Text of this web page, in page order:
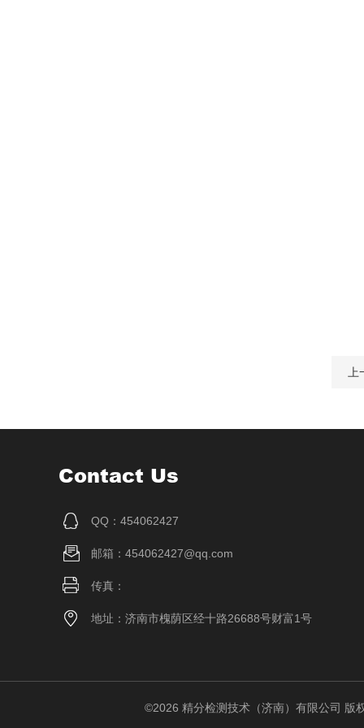
Contact Us
QQ：454062427
邮箱：454062427@qq.com
传真：
地址：济南市槐荫区经十路26688号财富1号
©2026 精分检测技术（济南）有限公司